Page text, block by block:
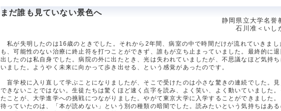
まだ誰も見ていない景色へ
静岡県立大学名誉
石川准＜いし
私が失明したのは16歳のときでした。それから2年間、病室の中で時間だけが流れていきまし
も、可能性のない治療に終止符を打つことができず、誰もが立ち止まっていました。最終的に退
出したのは私自身でした。病院の外に出たとき、光は失われていましたが、不思議なほど気持
いました。ようやく未来に向かって歩き出せる、という感覚があったのです。
盲学校に入り直して学ぶことになりましたが、そこで受けたのは小さな驚きの連続でした。見
できないことではない。生徒たちは驚くほど速く点字を読み、よく笑い、よく動いていました
たことが、大学進学への挑戦につながりました。やがて東京大学に入学することができました
待っていたのは、「本が読めない」という別の種類の暗闇でした。読みたいという気持ちはあ